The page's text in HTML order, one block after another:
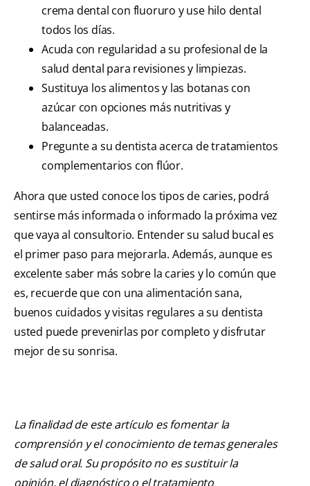
crema dental con fluoruro y use hilo dental
todos los días.
Acuda con regularidad a su profesional de la
salud dental para revisiones y limpiezas.
Sustituya los alimentos y las botanas con
azúcar con opciones más nutritivas y
balanceadas.
Pregunte a su dentista acerca de tratamientos
complementarios con flúor.
Ahora que usted conoce los tipos de caries, podrá
sentirse más informada o informado la próxima vez
que vaya al consultorio. Entender su salud bucal es
el primer paso para mejorarla. Además, aunque es
excelente saber más sobre la caries y lo común que
es, recuerde que con una alimentación sana,
buenos cuidados y visitas regulares a su dentista
usted puede prevenirlas por completo y disfrutar
mejor de su sonrisa.
La finalidad de este artículo es fomentar la
comprensión y el conocimiento de temas generales
de salud oral. Su propósito no es sustituir la
opinión, el diagnóstico o el tratamiento